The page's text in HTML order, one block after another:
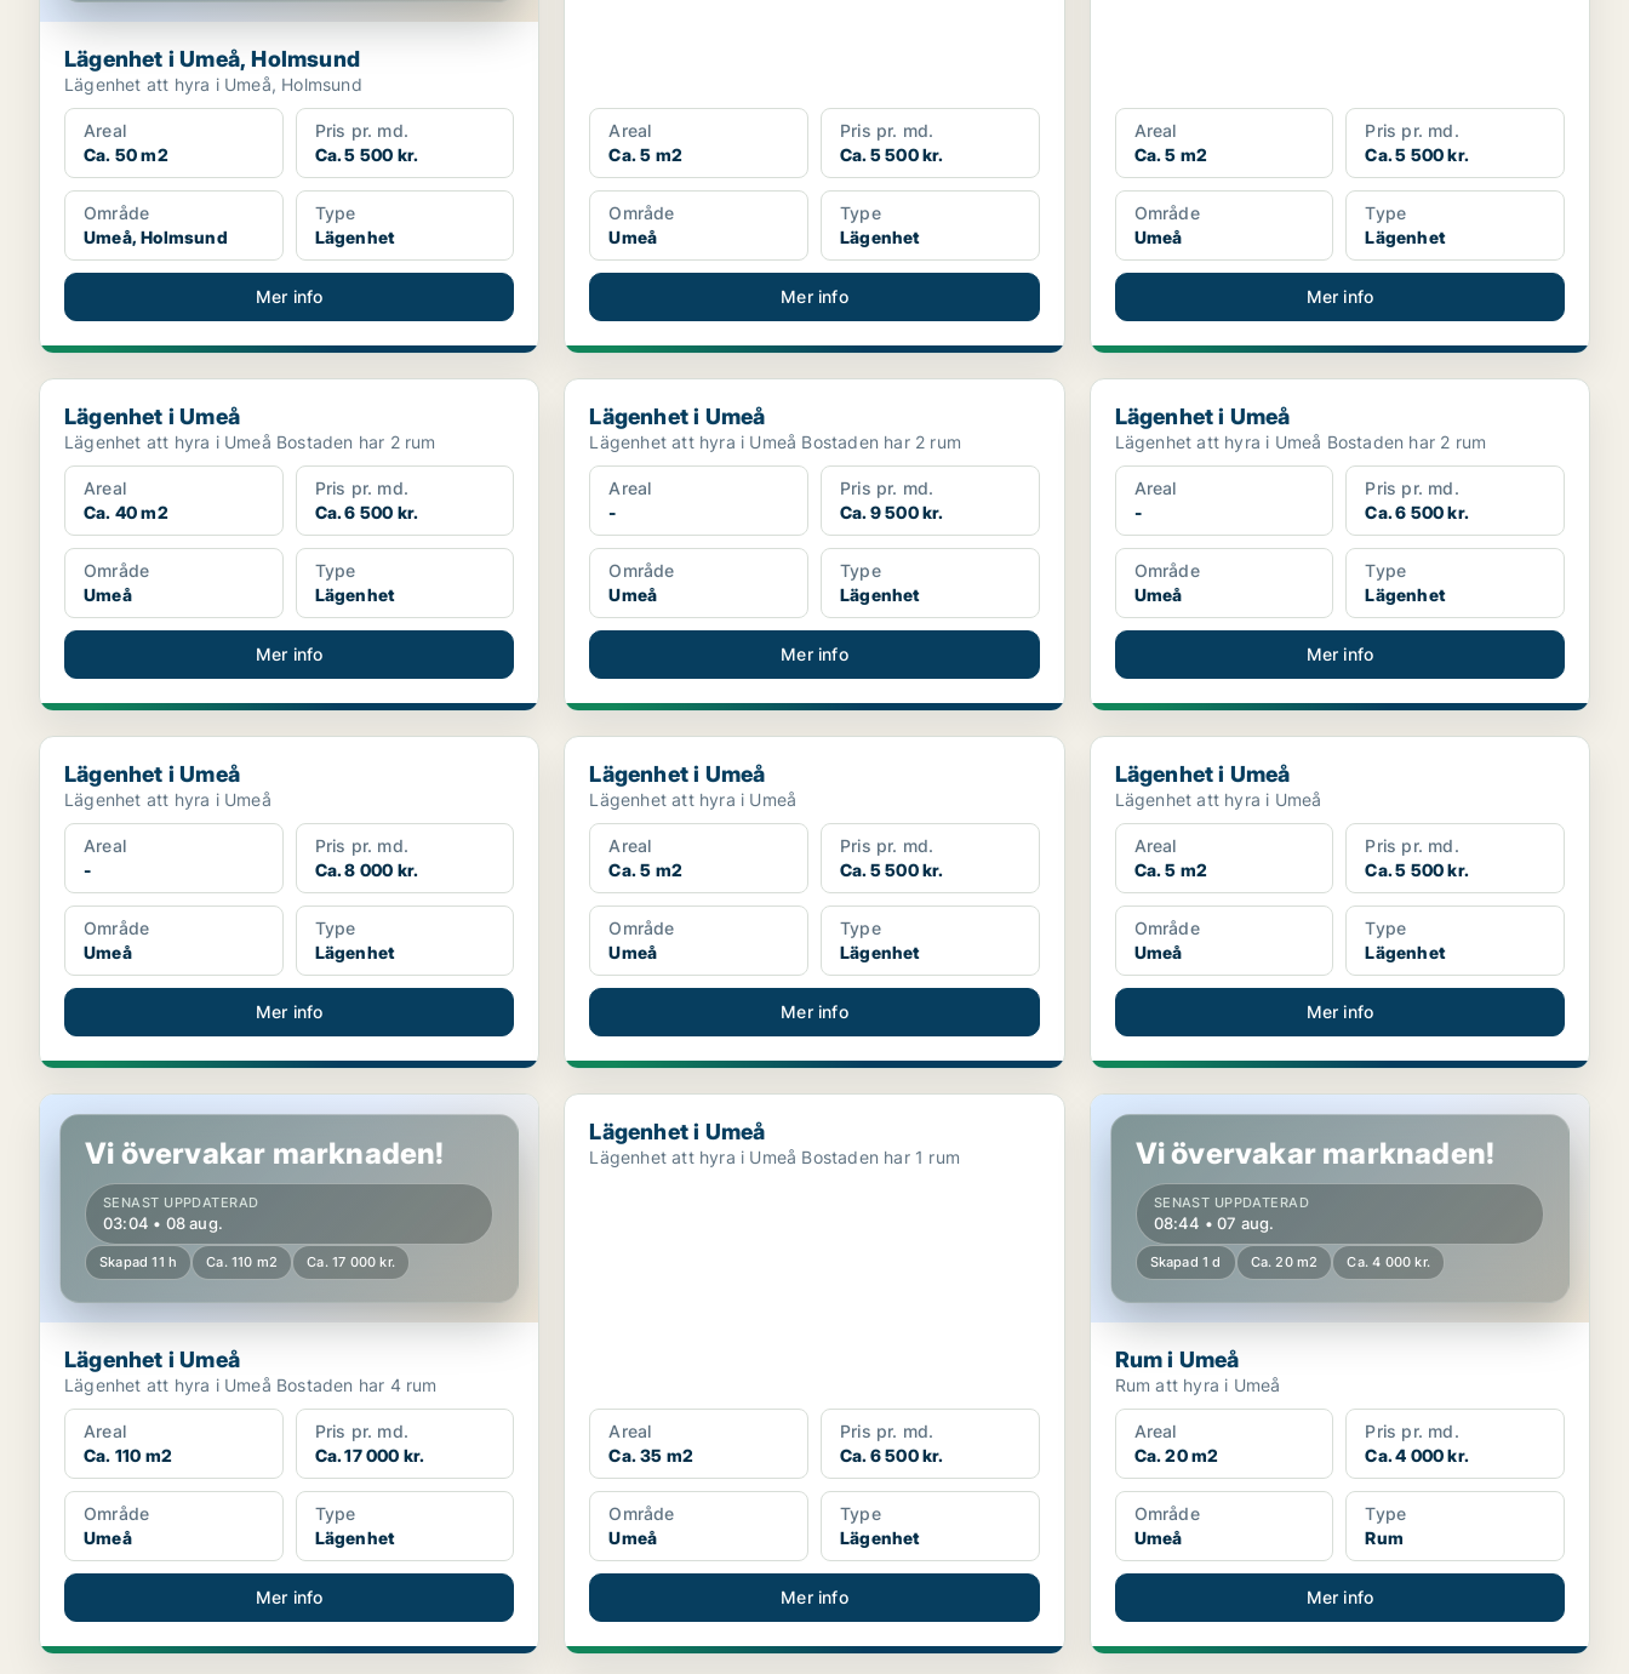
Lägenhet i Umeå, Holmsund
Lägenhet att hyra i Umeå, Holmsund
Areal
Ca. 50 m2
Pris pr. md.
Ca. 5 500 kr.
Område
Umeå, Holmsund
Type
Lägenhet
Mer info
Areal
Ca. 5 m2
Pris pr. md.
Ca. 5 500 kr.
Område
Umeå
Type
Lägenhet
Mer info
Areal
Ca. 5 m2
Pris pr. md.
Ca. 5 500 kr.
Område
Umeå
Type
Lägenhet
Mer info
Lägenhet i Umeå
Lägenhet i Umeå
Lägenhet att hyra i Umeå Bostaden har 2 rum
Areal
Ca. 40 m2
Pris pr. md.
Ca. 6 500 kr.
Område
Umeå
Type
Lägenhet
Mer info
Lägenhet i Umeå
Lägenhet i Umeå
Lägenhet att hyra i Umeå Bostaden har 2 rum
Areal
-
Pris pr. md.
Ca. 9 500 kr.
Område
Umeå
Type
Lägenhet
Mer info
Lägenhet i Umeå
Lägenhet i Umeå
Lägenhet att hyra i Umeå Bostaden har 2 rum
Areal
-
Pris pr. md.
Ca. 6 500 kr.
Område
Umeå
Type
Lägenhet
Mer info
Lägenhet i Umeå
Lägenhet i Umeå
Lägenhet att hyra i Umeå
Areal
-
Pris pr. md.
Ca. 8 000 kr.
Område
Umeå
Type
Lägenhet
Mer info
Lägenhet i Umeå
Lägenhet i Umeå
Lägenhet att hyra i Umeå
Areal
Ca. 5 m2
Pris pr. md.
Ca. 5 500 kr.
Område
Umeå
Type
Lägenhet
Mer info
Lägenhet i Umeå
Lägenhet i Umeå
Lägenhet att hyra i Umeå
Areal
Ca. 5 m2
Pris pr. md.
Ca. 5 500 kr.
Område
Umeå
Type
Lägenhet
Mer info
Lägenhet i Umeå
Vi övervakar marknaden!
SENAST UPPDATERAD
03:04 • 08 aug.
Skapad 11 h Ca. 110 m2 Ca. 17 000 kr.
Lägenhet i Umeå
Lägenhet att hyra i Umeå Bostaden har 4 rum
Areal
Ca. 110 m2
Pris pr. md.
Ca. 17 000 kr.
Område
Umeå
Type
Lägenhet
Mer info
Lägenhet i Umeå
Lägenhet i Umeå
Lägenhet att hyra i Umeå Bostaden har 1 rum
Areal
Ca. 35 m2
Pris pr. md.
Ca. 6 500 kr.
Område
Umeå
Type
Lägenhet
Mer info
Rum i Umeå
Vi övervakar marknaden!
SENAST UPPDATERAD
08:44 • 07 aug.
Skapad 1 d Ca. 20 m2 Ca. 4 000 kr.
Rum i Umeå
Rum att hyra i Umeå
Areal
Ca. 20 m2
Pris pr. md.
Ca. 4 000 kr.
Område
Umeå
Type
Rum
Mer info